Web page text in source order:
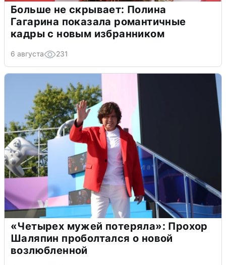
Больше не скрывает: Полина
Гагарина показала романтичные
кадры с новым избранником
6 августа 231
«Четырех мужей потеряла»: Прохор
Шаляпин проболтался о новой
возлюбленной